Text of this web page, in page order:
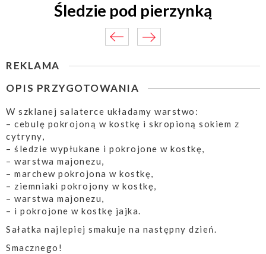
Śledzie pod pierzynką
REKLAMA
OPIS PRZYGOTOWANIA
W szklanej salaterce układamy warstwo:
– cebulę pokrojoną w kostkę i skropioną sokiem z
cytryny,
– śledzie wypłukane i pokrojone w kostkę,
– warstwa majonezu,
– marchew pokrojona w kostkę,
– ziemniaki pokrojony w kostkę,
– warstwa majonezu,
– i pokrojone w kostkę jajka.
Sałatka najlepiej smakuje na następny dzień.
Smacznego!